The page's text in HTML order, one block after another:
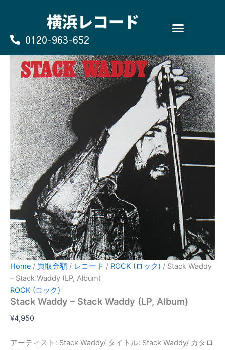
0120-963-652
Home / 買取金額 / レコード / ROCK (ロック) / Stack Waddy
– Stack Waddy (LP, Album)
ROCK (ロック)
Stack Waddy – Stack Waddy (LP, Album)
¥4,950
アーティスト: Stack Waddy/ タイトル: Stack Waddy/ カタロ